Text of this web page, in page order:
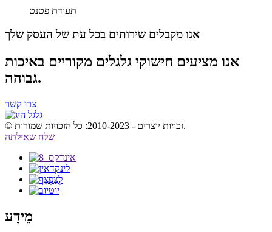
תעודת פטנט
אנו מקבלים שירותים בכל עת של העסק שלך
אנו מציעים חישוקי גלגלים מקוריים באיכות
גבוהה.
צרו קשר
© זכויות יוצרים - 2010-2023: כל הזכויות שמורות.
שלח שאילתה
מֵידָע